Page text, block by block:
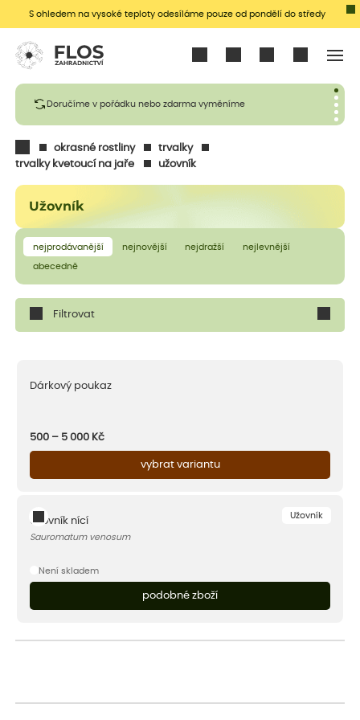
S ohledem na vysoké teploty odesíláme pouze od pondělí do středy
Doručíme v pořádku nebo zdarma vyměníme
okrasné rostliny
trvalky
trvalky kvetoucí na jaře
užovník
Užovník
nejprodávanější nejnovější nejdražší nejlevnější
abecedně
Filtrovat
Dárkový poukaz
500 – 5 000 Kč
vybrat variantu
Užovník
Užovník nící
Sauromatum venosum
Není skladem
podobné zboží